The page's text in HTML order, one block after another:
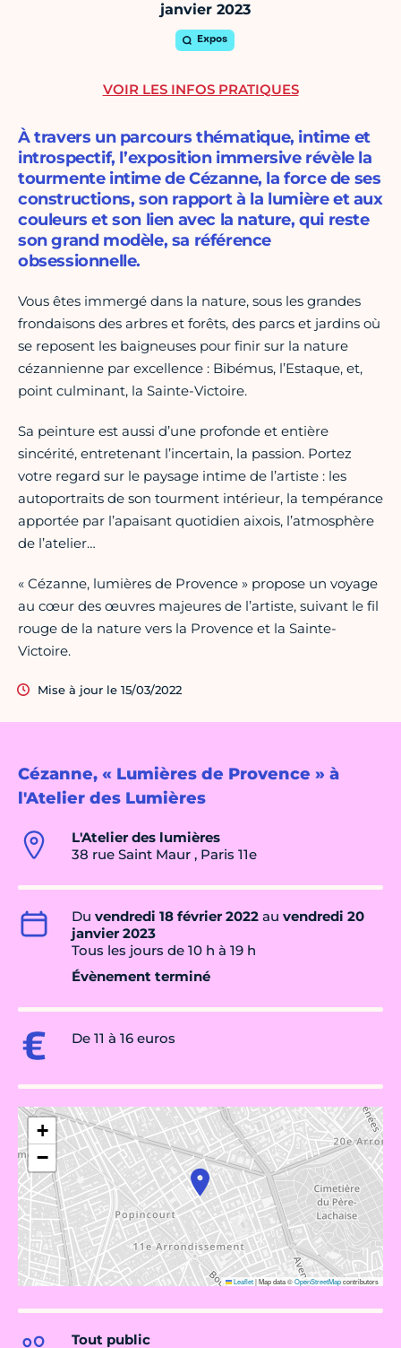
janvier 2023
Expos
Cézanne, « Lumières de Provence » à
l'Atelier des Lumières
L'Atelier des lumières
38 rue Saint Maur , Paris 11e
Du vendredi 18 février 2022 au vendredi 20
janvier 2023
Tous les jours de 10 h à 19 h
Évènement terminé
De 11 à 16 euros
+
−
Leaflet|Map data ©OpenStreetMapcontributors
Tout public
À travers un parcours thématique, intime et
introspectif, l’exposition immersive révèle la
tourmente intime de Cézanne, la force de ses
constructions, son rapport à la lumière et aux
couleurs et son lien avec la nature, qui reste
son grand modèle, sa référence
obsessionnelle.
Vous êtes immergé dans la nature, sous les grandes
frondaisons des arbres et forêts, des parcs et jardins où
se reposent les baigneuses pour finir sur la nature
cézannienne par excellence : Bibémus, l’Estaque, et,
point culminant, la Sainte-Victoire.
Sa peinture est aussi d’une profonde et entière
sincérité, entretenant l’incertain, la passion. Portez
votre regard sur le paysage intime de l’artiste : les
autoportraits de son tourment intérieur, la tempérance
apportée par l’apaisant quotidien aixois, l’atmosphère
de l’atelier…
« Cézanne, lumières de Provence » propose un voyage
au cœur des œuvres majeures de l’artiste, suivant le fil
rouge de la nature vers la Provence et la Sainte-
Victoire.
Mise à jour le 15/03/2022
VOIR LES INFOS PRATIQUES